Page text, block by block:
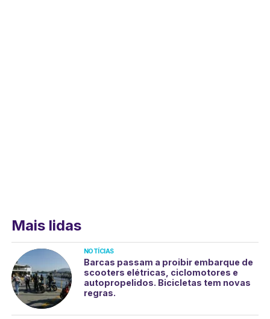
Mais lidas
NOTÍCIAS
Barcas passam a proibir embarque de
scooters elétricas, ciclomotores e
autopropelidos. Bicicletas tem novas
regras.